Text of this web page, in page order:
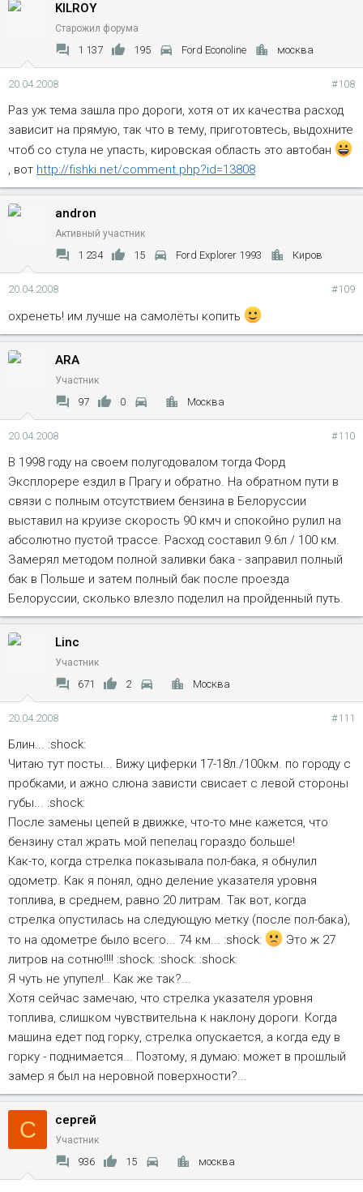
KILROY
Старожил форума
1 137 195 Ford Econoline москва
20.04.2008 #108
Раз уж тема зашла про дороги, хотя от их качества расход
зависит на прямую, так что в тему, приготовтесь, выдохните
чтоб со стула не упасть, кировская область это автобан
, вот http://fishki.net/comment.php?id=13808
andron
Активный участник
1 234 15 Ford Explorer 1993 Киров
20.04.2008 #109
охренеть! им лучше на самолёты копить
ARA
Участник
97 0 Москва
20.04.2008 #110
В 1998 году на своем полугодовалом тогда Форд
Эксплорере ездил в Прагу и обратно. На обратном пути в
связи с полным отсутствием бензина в Белоруссии
выставил на круизе скорость 90 кмч и спокойно рулил на
абсолютно пустой трассе. Расход составил 9.6л / 100 км.
Замерял методом полной заливки бака - заправил полный
бак в Польше и затем полный бак после проезда
Белоруссии, сколько влезло поделил на пройденный путь.
Linc
Участник
671 2 Москва
20.04.2008 #111
Блин... :shock:
Читаю тут посты... Вижу циферки 17-18л./100км. по городу с
пробками, и ажно слюна зависти свисает с левой стороны
губы... :shock:
После замены цепей в движке, что-то мне кажется, что
бензину стал жрать мой пепелац гораздо больше!
Как-то, когда стрелка показывала пол-бака, я обнулил
одометр. Как я понял, одно деление указателя уровня
топлива, в среднем, равно 20 литрам. Так вот, когда
стрелка опустилась на следующую метку (после пол-бака),
то на одометре было всего... 74 км... :shock:
Это ж 27
литров на сотню!!!! :shock: :shock: :shock:
Я чуть не упупел!.. Как же так?...
Хотя сейчас замечаю, что стрелка указателя уровня
топлива, слишком чувствительна к наклону дороги. Когда
машина едет под горку, стрелка опускается, а когда еду в
горку - поднимается... Поэтому, я думаю: может в прошлый
замер я был на неровной поверхности?...
С сергей
Участник
936 15 москва